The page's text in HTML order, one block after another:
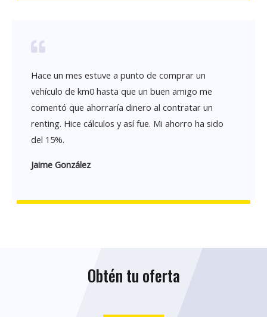
Hace un mes estuve a punto de comprar un
vehículo de km0 hasta que un buen amigo me
comentó que ahorraría dinero al contratar un
renting. Hice cálculos y así fue. Mi ahorro ha sido
del 15%.
Jaime González
Obtén tu oferta